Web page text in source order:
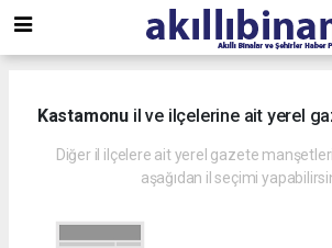
Kastamonu il ve ilçelerine ait yerel
Diğer il ilçelere ait yerel gazete
aşağıdan il seçimi